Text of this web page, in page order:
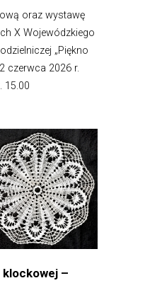
oraz wystawę
X Wojewódzkiego
„Piękno
czerwca 2026 r.
15.00
–